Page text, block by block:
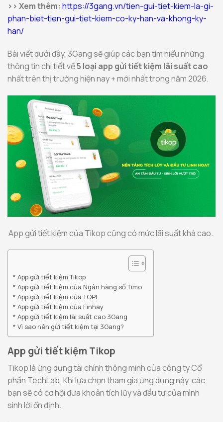
>> Xem thêm: https://3gang.vn/tien-gui-tiet-kiem-la-gi-
phan-biet-tien-gui-tiet-kiem-co-ky-han-va-khong-ky-
han/
Bài viết dưới đây, 3Gang sẽ giúp các bạn tìm hiểu những
thông tin chi tiết về5 loại app gửi tiết kiệm lãi suất cao
nhất trên thị trường hiện nay + mới nhất trong năm 2026.
App gửi tiết kiệm của Tikop cũng có mức lãi suất khá cao.
App gửi tiết kiệm Tikop
App gửi tiết kiệm của Ngân hàng số Timo
App gửi tiết kiệm của TOPI
App gửi tiết kiệm của Finhay
App gửi tiết kiệm lãi suất cao 3Gang
Vì sao nên gửi tiết kiệm tại 3Gang?
App gửi tiết kiệm Tikop
Tikop là ứng dụng tài chính thông minh của công ty Cổ
phần TechLab. Khi lựa chọn tham gia ứng dụng này, các
bạn sẽ có cơ hội đưa khoản tích lũy và đầu tư của mình
sinh lời ổn định.